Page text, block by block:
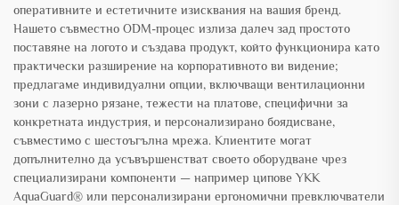
оперативните и естетичните изисквания на вашия бренд.
Нашето съвместно ODM-процес излиза далеч зад простото
поставяне на логото и създава продукт, който функционира като
практически разширение на корпоративното ви видение;
предлагаме индивидуални опции, включващи вентилационни
зони с лазерно рязане, тежести на платове, специфични за
конкретната индустрия, и персонализирано боядисване,
съвместимо с шестоъгълна мрежа. Клиентите могат
допълнително да усъвършенстват своето оборудване чрез
специализирани компоненти — например ципове YKK
AquaGuard® или персонализирани ергономични превключватели